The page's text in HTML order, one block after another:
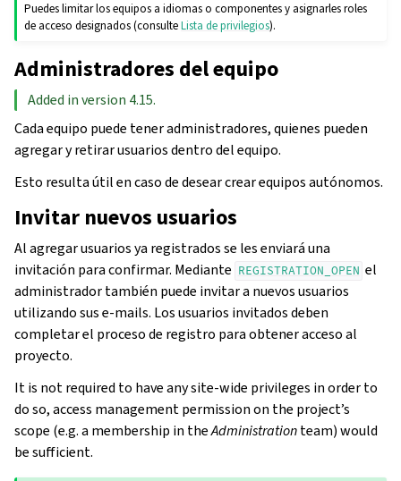
Puedes limitar los equipos a idiomas o componentes y asignarles roles
de acceso designados (consulteLista de privilegios).
Administradores del equipo
Added in version 4.15.
Cada equipo puede tener administradores, quienes pueden
agregar y retirar usuarios dentro del equipo.
Esto resulta útil en caso de desear crear equipos autónomos.
Invitar nuevos usuarios
Al agregar usuarios ya registrados se les enviará una
invitación para confirmar. Mediante REGISTRATION_OPEN el
administrador también puede invitar a nuevos usuarios
utilizando sus e-mails. Los usuarios invitados deben
completar el proceso de registro para obtener acceso al
proyecto.
It is not required to have any site-wide privileges in order to
do so, access management permission on the project’s
scope (e.g. a membership in theAdministrationteam) would
be sufficient.